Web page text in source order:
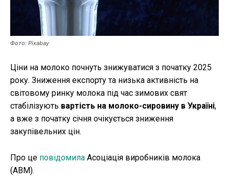
Курс валют
Фото: Pixabay
Ціни на молоко почнуть знижуватися з початку 2025
року. Зниження експорту та низька активність на
світовому ринку молока під час зимових свят
стабілізують вартість на молоко-сировину в Україні,
а вже з початку січня очікується зниження
закупівельних цін.
Про це повідомила Асоціація виробників молока
(АВМ).